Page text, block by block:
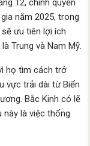
12, chính quyền
năm 2025, trong
ưu tiên lợi ích
Trung và Nam Mỹ.
họ tìm cách trở
vực trải dài từ Biển
Bắc Kinh có lẽ
là việc thống